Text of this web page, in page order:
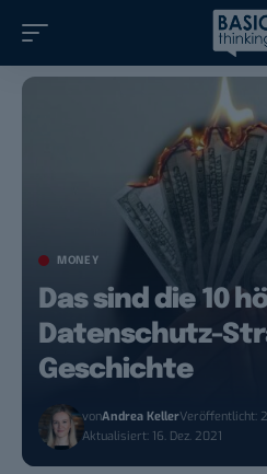
MONEY
Das sind die 10
Datenschutz-
Geschichte
vonAndrea KellerVeröffentlicht:
Aktualisiert: 16. Dez. 2021